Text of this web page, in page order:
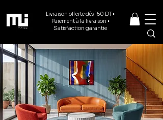
Livraison offerte dès 150 DT •
Paiement à la livraison •
Satisfaction garantie